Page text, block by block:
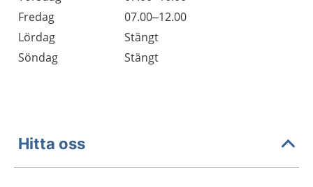
Fredag
07.00–12.00
Lördag
Stängt
Söndag
Stängt
Hitta oss